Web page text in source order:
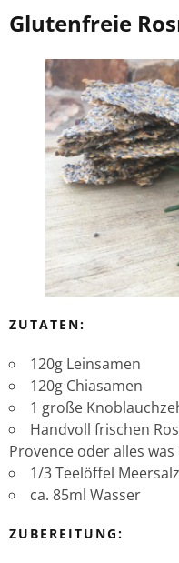
Glutenfreie
ZUTATEN:
120g Leinsamen
120g Chiasamen
1 große
Handvoll frischen
Provence oder alles
1/3 Teelöffel Meersalz
ca. 85ml Wasser
ZUBEREITUNG: